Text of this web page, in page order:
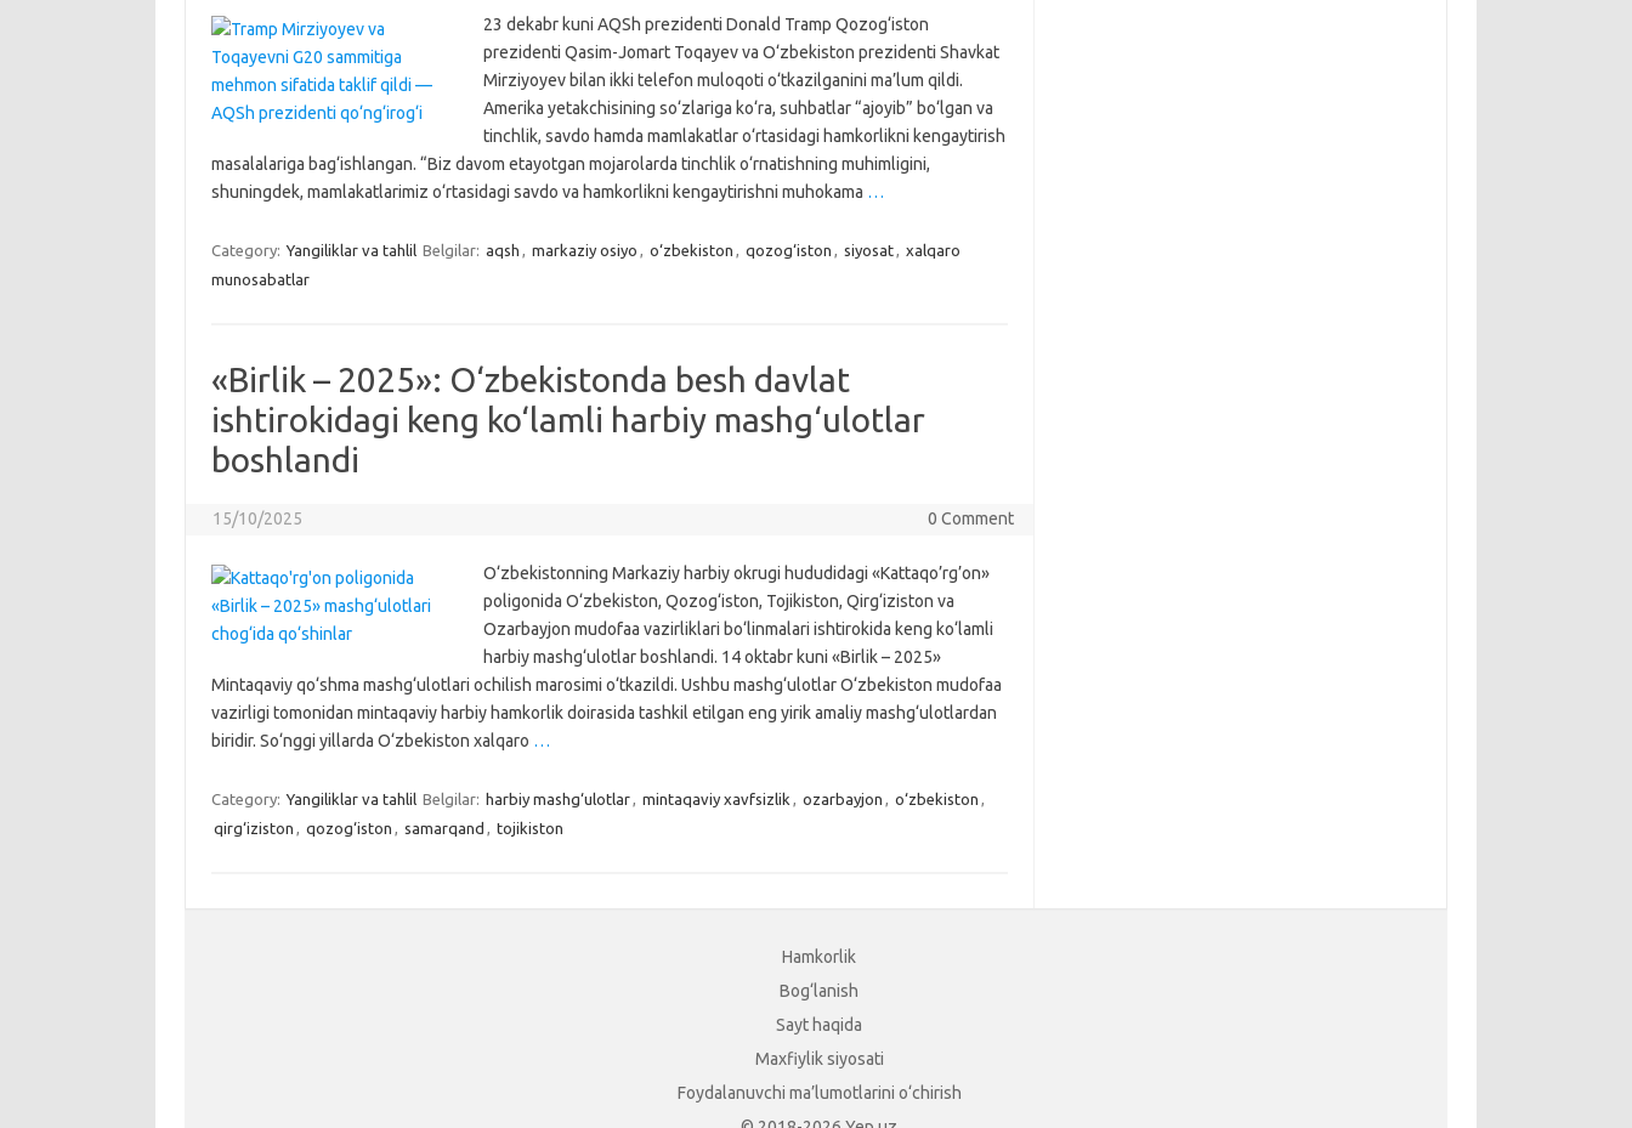
23 dekabr kuni AQSh prezidenti Donald Tramp Qozog‘iston
prezidenti Qasim-Jomart Toqayev va O‘zbekiston prezidenti Shavkat
Mirziyoyev bilan ikki telefon muloqoti o‘tkazilganini ma’lum qildi.
Amerika yetakchisining so‘zlariga ko‘ra, suhbatlar “ajoyib” bo‘lgan va
tinchlik, savdo hamda mamlakatlar o‘rtasidagi hamkorlikni kengaytirish
masalalariga bag‘ishlangan. “Biz davom etayotgan mojarolarda tinchlik o‘rnatishning muhimligini,
shuningdek, mamlakatlarimiz o‘rtasidagi savdo va hamkorlikni kengaytirishni muhokama …
Category: Yangiliklar va tahlil Belgilar: aqsh , markaziy osiyo , o‘zbekiston , qozog‘iston , siyosat, xalqaro
munosabatlar
«Birlik – 2025»: O‘zbekistonda besh davlat
ishtirokidagi keng ko‘lamli harbiy mashg‘ulotlar
boshlandi
15/10/2025 0 Comment
O‘zbekistonning Markaziy harbiy okrugi hududidagi «Kattaqo’rg’on»
poligonida O‘zbekiston, Qozog‘iston, Tojikiston, Qirg‘iziston va
Ozarbayjon mudofaa vazirliklari bo‘linmalari ishtirokida keng ko‘lamli
harbiy mashg‘ulotlar boshlandi. 14 oktabr kuni «Birlik – 2025»
Mintaqaviy qo‘shma mashg‘ulotlari ochilish marosimi o‘tkazildi. Ushbu mashg‘ulotlar O‘zbekiston mudofaa
vazirligi tomonidan mintaqaviy harbiy hamkorlik doirasida tashkil etilgan eng yirik amaliy mashg‘ulotlardan
biridir. So‘nggi yillarda O‘zbekiston xalqaro …
Category: Yangiliklar va tahlil Belgilar: harbiy mashg‘ulotlar, mintaqaviy xavfsizlik , ozarbayjon , o‘zbekiston ,
qirg‘iziston , qozog‘iston , samarqand , tojikiston
Hamkorlik
Bog‘lanish
Sayt haqida
Maxfiylik siyosati
Foydalanuvchi ma’lumotlarini o‘chirish